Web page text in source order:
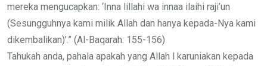
mereka mengucapkan: ‘Inna lillahi wa innaa ilaihi raji’un
(Sesungguhnya kami milik Allah dan hanya kepada-Nya kami
dikembalikan)’.” (Al-Baqarah: 155-156)
Tahukah anda, pahala apakah yang Allah l karuniakan kepada